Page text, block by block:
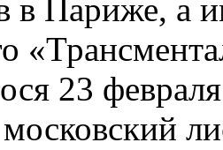
в Париже, а
23
московский